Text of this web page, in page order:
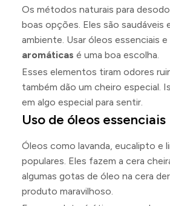
Os métodos naturais para
boas opções. Eles são saudáveis
ambiente. Usar óleos essenciais e
aromáticas é uma boa escolha.
Esses elementos tiram odores
também dão um cheiro especial.
em algo especial para sentir.
Uso de óleos essenciais
Óleos como lavanda, eucalipto e
populares. Eles fazem a cera
algumas gotas de óleo na cera
produto maravilhoso.